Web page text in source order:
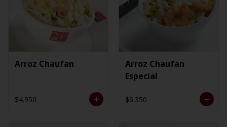
Arroz Chaufan
$4.950
Arroz Chaufan
Especial
$6.350